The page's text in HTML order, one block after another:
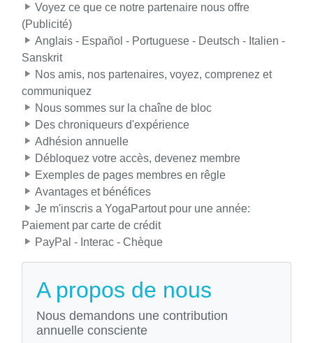
Voyez ce que ce notre partenaire nous offre
(Publicité)
Anglais - Español - Portuguese - Deutsch - Italien -
Sanskrit
Nos amis, nos partenaires, voyez, comprenez et
communiquez
Nous sommes sur la chaîne de bloc
Des chroniqueurs d'expérience
Adhésion annuelle
Débloquez votre accès, devenez membre
Exemples de pages membres en rêgle
Avantages et bénéfices
Je m'inscris a YogaPartout pour une année:
Paiement par carte de crédit
PayPal - Interac - Chèque
A propos de nous
Nous demandons une contribution
annuelle consciente